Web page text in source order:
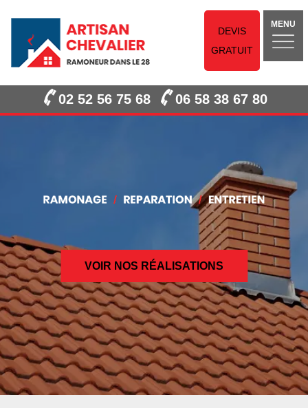
DEVIS
GRATUIT
MENU
02 52 56 75 68 06 58 38 67 80
VOIR NOS RÉALISATIONS